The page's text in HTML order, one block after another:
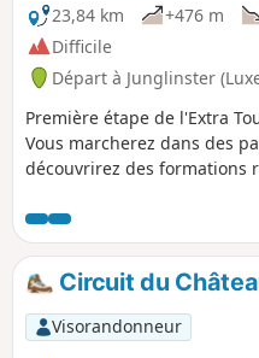
23,84 km
+476 m
Difficile
Départ à Junglinster
Première étape de l'Extra
Vous marcherez dans des
découvrirez des formations
Eisenherstellung
fourneaux) et foulerez des
Circuit du
Visorandonneur